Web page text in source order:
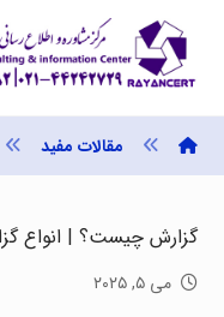
مقالات مفید
گزارش چیست؟ | انواع
می ۵, ۲۰۲۵